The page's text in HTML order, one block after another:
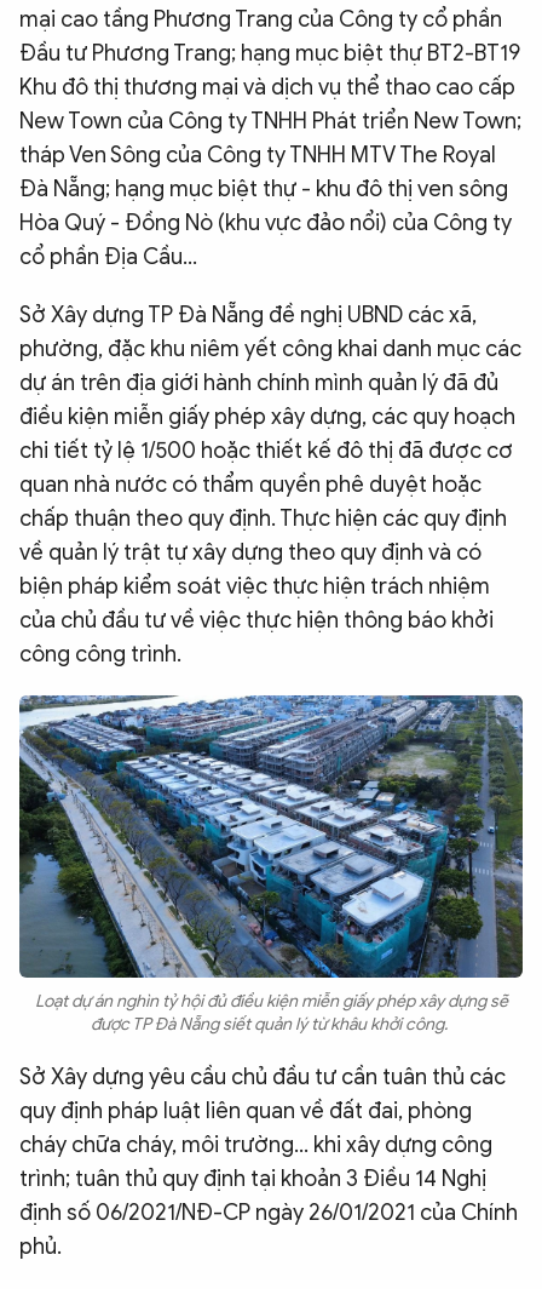
mại cao tầng Phương Trang của Công ty cổ phần
Đầu tư Phương Trang; hạng mục biệt thự BT2-BT19
Khu đô thị thương mại và dịch vụ thể thao cao cấp
New Town của Công ty TNHH Phát triển New Town;
tháp Ven Sông của Công ty TNHH MTV The Royal
Đà Nẵng; hạng mục biệt thự - khu đô thị ven sông
Hòa Quý - Đồng Nò (khu vực đảo nổi) của Công ty
cổ phần Địa Cầu…
Sở Xây dựng TP Đà Nẵng đề nghị UBND các xã,
phường, đặc khu niêm yết công khai danh mục các
dự án trên địa giới hành chính mình quản lý đã đủ
điều kiện miễn giấy phép xây dựng, các quy hoạch
chi tiết tỷ lệ 1/500 hoặc thiết kế đô thị đã được cơ
quan nhà nước có thẩm quyền phê duyệt hoặc
chấp thuận theo quy định. Thực hiện các quy định
về quản lý trật tự xây dựng theo quy định và có
biện pháp kiểm soát việc thực hiện trách nhiệm
của chủ đầu tư về việc thực hiện thông báo khởi
công công trình.
Loạt dự án nghìn tỷ hội đủ điều kiện miễn giấy phép xây dựng sẽ
được TP Đà Nẵng siết quản lý từ khâu khởi công.
Sở Xây dựng yêu cầu chủ đầu tư cần tuân thủ các
quy định pháp luật liên quan về đất đai, phòng
cháy chữa cháy, môi trường… khi xây dựng công
trình; tuân thủ quy định tại khoản 3 Điều 14 Nghị
định số 06/2021/NĐ-CP ngày 26/01/2021 của Chính
phủ.